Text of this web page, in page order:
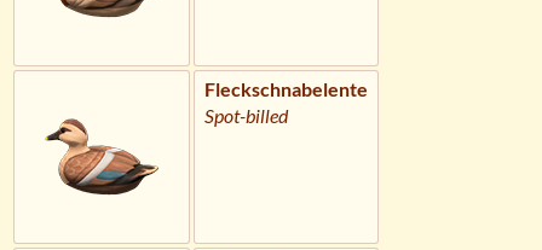
Fleckschnabelente
Spot-billed